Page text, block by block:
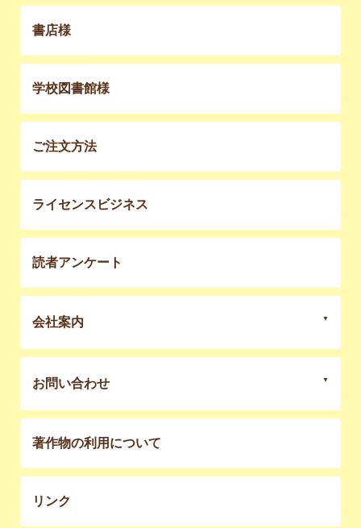
書店様
学校図書館様
ご注文方法
ライセンスビジネス
読者アンケート
会社案内
お問い合わせ
著作物の利用について
リンク